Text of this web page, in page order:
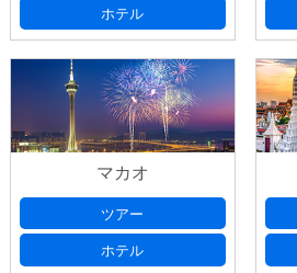
ホテル
マカオ
ツアー
ホテル